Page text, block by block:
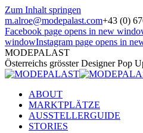
Zum Inhalt springen
m.alroe@modepalast.com+43 (0)
Facebook page opens in new
windowInstagram page opens in
MODEPALAST
Österreichs grösster Designer Pop
ABOUT
MARKTPLÄTZE
AUSSTELLERGUIDE
STORIES